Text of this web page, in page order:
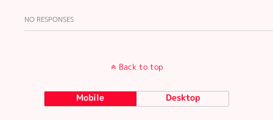
NO RESPONSES
Back to top
Mobile Desktop